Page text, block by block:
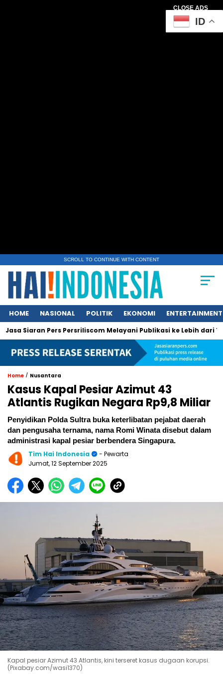
CLOSE ADS
SCROLL TO CONTINUE WITH CONTENT
HOME NASIONAL POLITIK EKONOMI ENTERTAINMENT
Pers Persriliscom Melayani Publikasi ke Lebih dari 150 Media
Home / Nusantara
Kasus Kapal Pesiar Azimut 43
Atlantis Rugikan Negara Rp9,8 Miliar
Penyidikan Polda Sultra buka keterlibatan pejabat daerah
dan pengusaha ternama, nama Romi Winata disebut dalam
administrasi kapal pesiar berbendera Singapura.
Tim Hai Indonesia
- Pewarta
Jumat, 12 September 2025
Kapal pesiar Azimut 43 Atlantis, kini terseret kasus dugaan korupsi.
(Pixabay.com/wasi1370)
ID